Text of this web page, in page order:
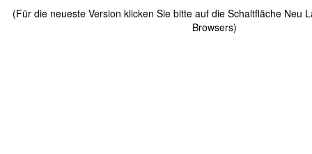
(Für die neueste Version klicken Sie bitte auf die Schaltfläche Neu
Browsers)